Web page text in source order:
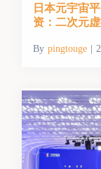
日本元宇宙
资：二次元
By pingtouge |